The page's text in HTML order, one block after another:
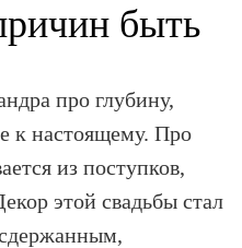
быть
про глубину,
к настоящему. Про
из поступков,
этой свадьбы стал